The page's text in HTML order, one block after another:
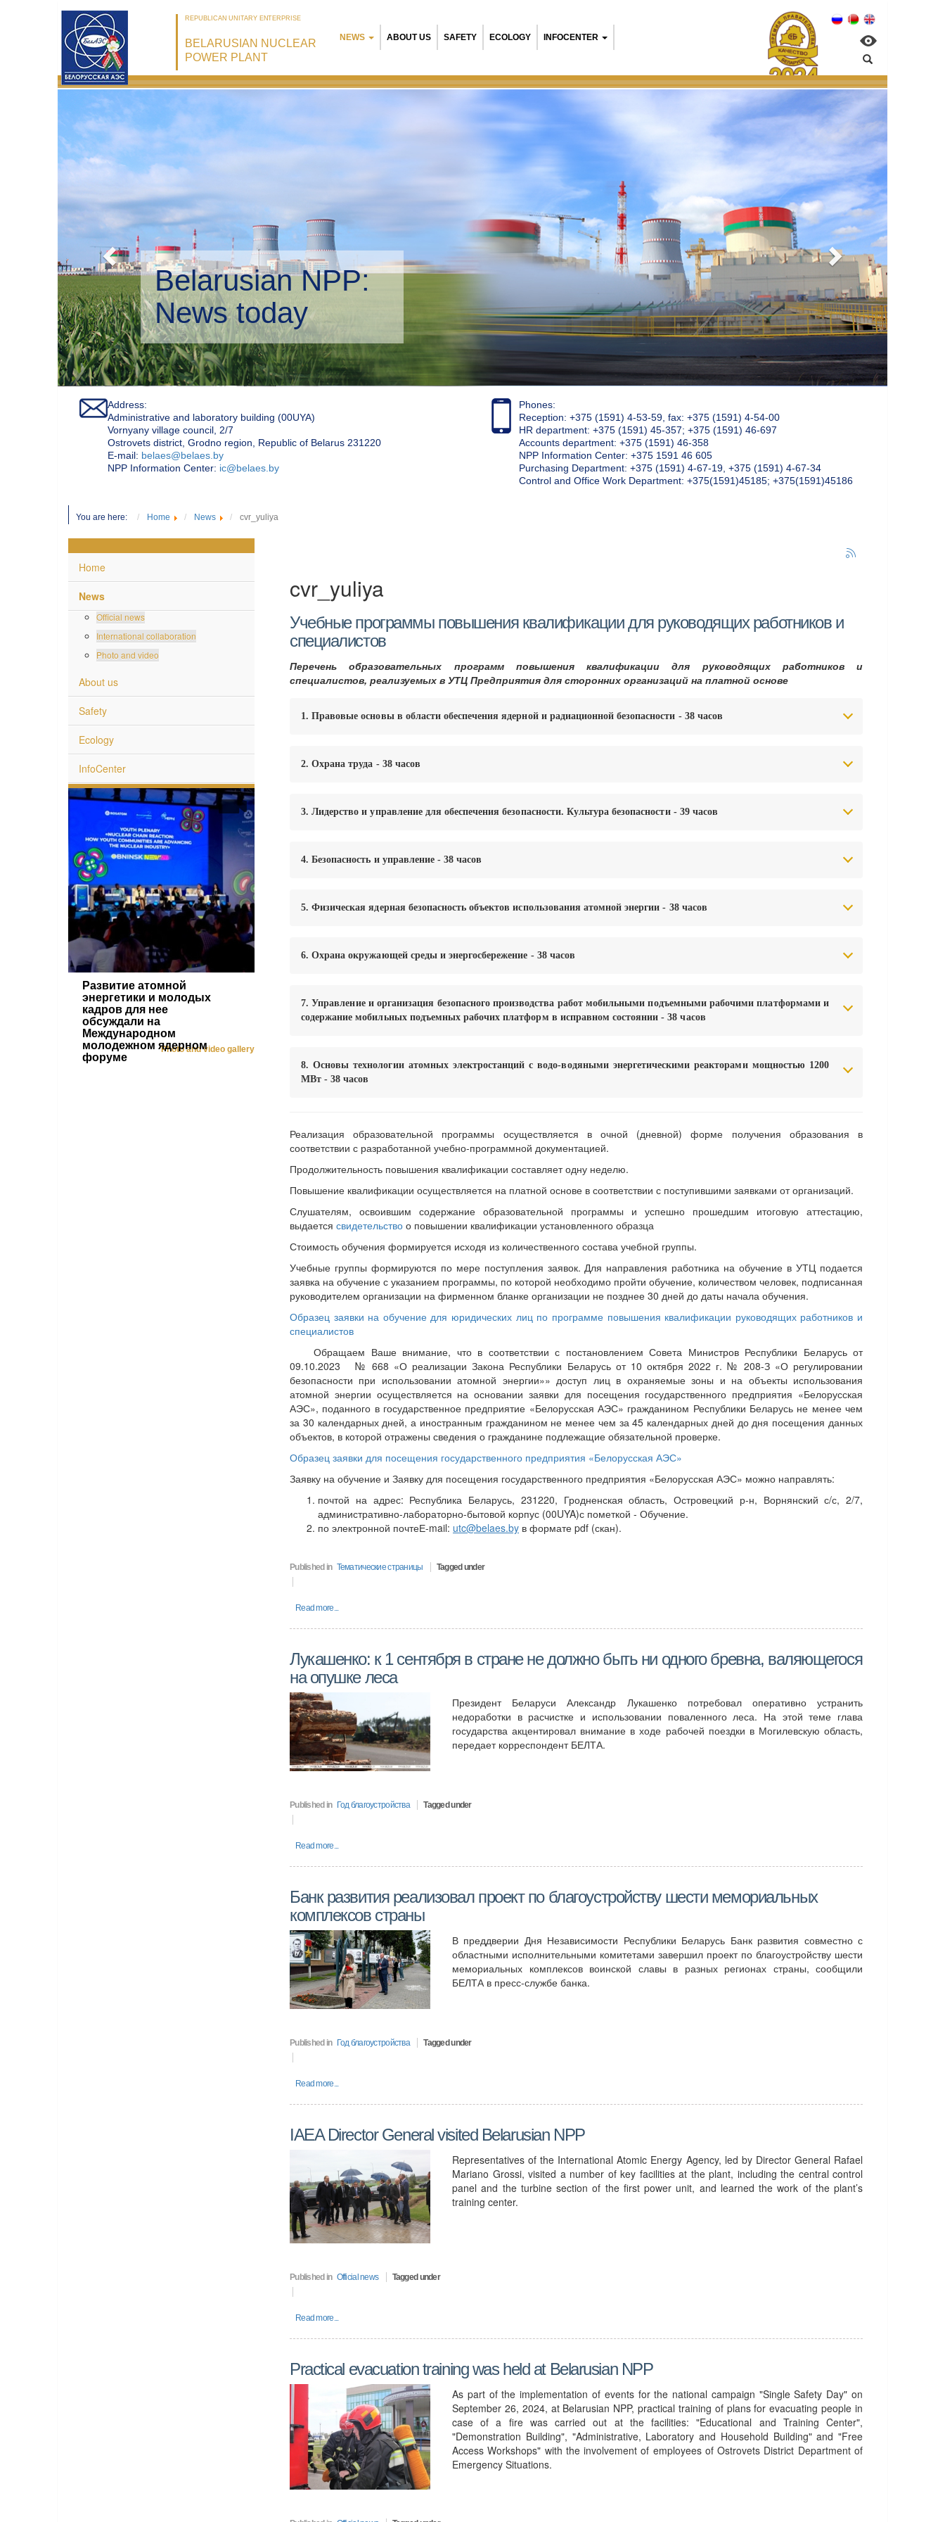
REPUBLICAN UNITARY ENTERPRISE
BELARUSIAN NUCLEAR
POWER PLANT
NEWS ABOUT US SAFETY ECOLOGY INFOCENTER
Belarusian NPP:
Environmental management
Address:
Administrative and laboratory building (00UYA)
Vornyany village council, 2/7
Ostrovets district, Grodno region, Republic of Belarus 231220
Е-mail: belaes@belaes.by
NPP Information Center: ic@belaes.by
Phones:
Reception: +375 (1591) 4-53-59, fax: +375 (1591) 4-54-00
HR department: +375 (1591) 45-357; +375 (1591) 46-697
Accounts department: +375 (1591) 46-358
NPP Information Center: +375 1591 46 605
Purchasing Department: +375 (1591) 4-67-19, +375 (1591) 4-67-34
Control and Office Work Department: +375(1591)45185; +375(1591)45186
You are here: Home News cvr_yuliya
Home
News
Official news
International collaboration
Photo and video
About us
Safety
Ecology
InfoCenter
Развитие атомной
энергетики и молодых
кадров для нее
обсуждали на
Международном
молодежном ядерном
форуме
Photo and video gallery
cvr_yuliya
Учебные программы повышения квалификации для руководящих работников и
специалистов
Перечень образовательных программ повышения квалификации для руководящих работников и
специалистов, реализуемых в УТЦ Предприятия для сторонних организаций на платной основе
1. Правовые основы в области обеспечения ядерной и радиационной безопасности - 38 часов
2. Охрана труда - 38 часов
3. Лидерство и управление для обеспечения безопасности. Культура безопасности - 39 часов
4. Безопасность и управление - 38 часов
5. Физическая ядерная безопасность объектов использования атомной энергии - 38 часов
6. Охрана окружающей среды и энергосбережение - 38 часов
7. Управление и организация безопасного производства работ мобильными подъемными рабочими платформами и
содержание мобильных подъемных рабочих платформ в исправном состоянии - 38 часов
8. Основы технологии атомных электростанций с водо-водяными энергетическими реакторами мощностью 1200
МВт - 38 часов
Реализация образовательной программы осуществляется в очной (дневной) форме получения образования в
соответствии с разработанной учебно-программной документацией.
Продолжительность повышения квалификации составляет одну неделю.
Повышение квалификации осуществляется на платной основе в соответствии с поступившими заявками от организаций.
Слушателям, освоившим содержание образовательной программы и успешно прошедшим итоговую аттестацию,
выдается свидетельство о повышении квалификации установленного образца
Стоимость обучения формируется исходя из количественного состава учебной группы.
Учебные группы формируются по мере поступления заявок. Для направления работника на обучение в УТЦ подается
заявка на обучение с указанием программы, по которой необходимо пройти обучение, количеством человек, подписанная
руководителем организации на фирменном бланке организации не позднее 30 дней до даты начала обучения.
Образец заявки на обучение для юридических лиц по программе повышения квалификации руководящих работников и
специалистов
Обращаем Ваше внимание, что в соответствии с постановлением Совета Министров Республики Беларусь от
09.10.2023 № 668 «О реализации Закона Республики Беларусь от 10 октября 2022 г. № 208-З «О регулировании
безопасности при использовании атомной энергии»» доступ лиц в охраняемые зоны и на объекты использования
атомной энергии осуществляется на основании заявки для посещения государственного предприятия «Белорусская
АЭС», поданного в государственное предприятие «Белорусская АЭС» гражданином Республики Беларусь не менее чем
за 30 календарных дней, а иностранным гражданином не менее чем за 45 календарных дней до дня посещения данных
объектов, в которой отражены сведения о гражданине подлежащие обязательной проверке.
Образец заявки для посещения государственного предприятия «Белорусская АЭС»
Заявку на обучение и Заявку для посещения государственного предприятия «Белорусская АЭС» можно направлять:
почтой на адрес: Республика Беларусь, 231220, Гродненская область, Островецкий р-н, Ворнянский с/с, 2/7,
административно-лабораторно-бытовой корпус (00UYA)с пометкой - Обучение.
по электронной почтеЕ-mail: utc@belaes.by в формате pdf (скан).
Published in Тематические страницы Tagged under
Read more...
Лукашенко: к 1 сентября в стране не должно быть ни одного бревна, валяющегося
на опушке леса
Президент Беларуси Александр Лукашенко потребовал оперативно устранить
недоработки в расчистке и использовании поваленного леса. На этой теме глава
государства акцентировал внимание в ходе рабочей поездки в Могилевскую область,
передает корреспондент БЕЛТА.
Published in Год благоустройства Tagged under
Read more...
Банк развития реализовал проект по благоустройству шести мемориальных
комплексов страны
В преддверии Дня Независимости Республики Беларусь Банк развития совместно с
областными исполнительными комитетами завершил проект по благоустройству шести
мемориальных комплексов воинской славы в разных регионах страны, сообщили
БЕЛТА в пресс-службе банка.
Published in Год благоустройства Tagged under
Read more...
IAEA Director General visited Belarusian NPP
Representatives of the International Atomic Energy Agency, led by Director General Rafael
Mariano Grossi, visited a number of key facilities at the plant, including the central control
panel and the turbine section of the first power unit, and learned the work of the plant’s
training center.
Published in Official news Tagged under
Read more...
Practical evacuation training was held at Belarusian NPP
As part of the implementation of events for the national campaign "Single Safety Day" on
September 26, 2024, at Belarusian NPP, practical training of plans for evacuating people in
case of a fire was carried out at the facilities: "Educational and Training Center",
"Demonstration Building", "Administrative, Laboratory and Household Building" and "Free
Access Workshops" with the involvement of employees of Ostrovets District Department of
Emergency Situations.